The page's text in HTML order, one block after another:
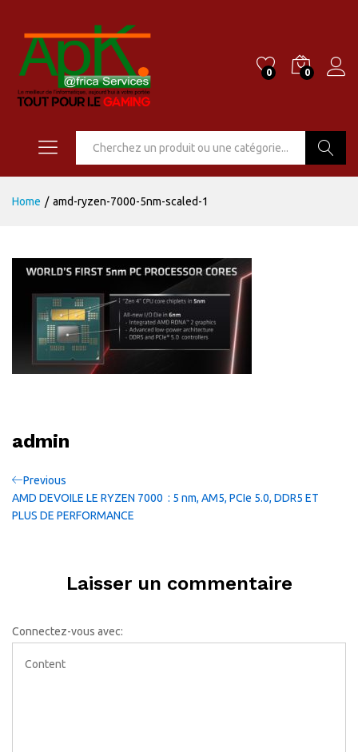
0 0
Home / amd-ryzen-7000-5nm-scaled-1
admin
Navigation
de
Previous
Post
Previous
AMD DEVOILE LE RYZEN 7000 : 5 nm, AM5, PCIe 5.0, DDR5 ET
PLUS DE PERFORMANCE
Laisser un commentaire
Connectez-vous avec: